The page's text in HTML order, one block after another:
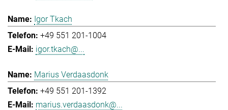
Igor Tkach
+49 551 201-1004
igor.tkach@...
Marius Verdaasdonk
+49 551 201-1392
marius.verdaasdonk@...